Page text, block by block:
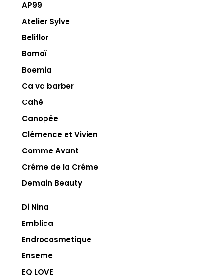
AP99
Atelier Sylve
Beliflor
Bomoï
Boemia
Ca va barber
Cahé
Canopée
Clémence et Vivien
Comme Avant
Créme de la Créme
Demain Beauty
Di Nina
Emblica
Endrocosmetique
Enseme
EQ LOVE